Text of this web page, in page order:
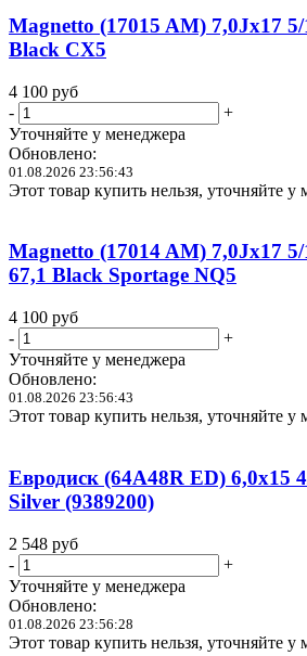
Magnetto (17015 AM) 7,0Jx17
Black CX5
4 100 руб
-
+
Уточняйте у менеджера
Обновлено:
01.08.2026 23:56:43
Этот товар купить нельзя, уточняйте у
Magnetto (17014 AM) 7,0Jx17
67,1 Black Sportage NQ5
4 100 руб
-
+
Уточняйте у менеджера
Обновлено:
01.08.2026 23:56:43
Этот товар купить нельзя, уточняйте у
Евродиск (64A48R ED) 6,0x15
Silver (9389200)
2 548 руб
-
+
Уточняйте у менеджера
Обновлено:
01.08.2026 23:56:28
Этот товар купить нельзя, уточняйте у